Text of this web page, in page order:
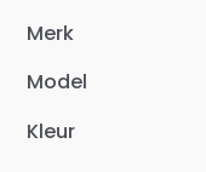
Merk
Model
Kleur